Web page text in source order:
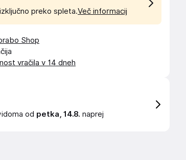
preko spleta.Več informacij
Shop
vračila v 14 dneh
od petka, 14.8. naprej